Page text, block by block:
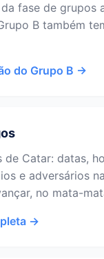
fase de grupos
B também
do Grupo B →
de Catar: datas,
e adversários
no mata-
→